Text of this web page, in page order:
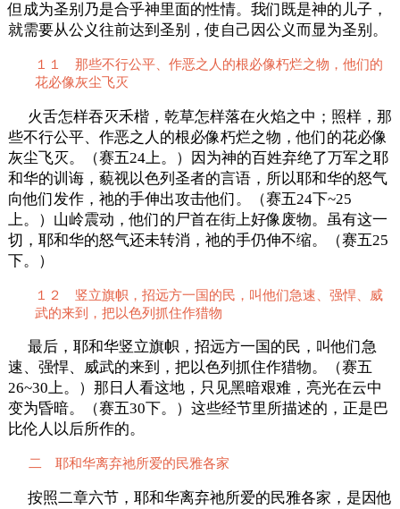
但成为圣别乃是合乎神里面的性情。我们既是神的儿子，
就需要从公义往前达到圣别，使自己因公义而显为圣别。
１１ 那些不行公平、作恶之人的根必像朽烂之物，他们的
花必像灰尘飞灭
火舌怎样吞灭禾楷，乾草怎样落在火焰之中；照样，那
些不行公平、作恶之人的根必像朽烂之物，他们的花必像
灰尘飞灭。（赛五24上。）因为神的百姓弃绝了万军之耶
和华的训诲，藐视以色列圣者的言语，所以耶和华的怒气
向他们发作，祂的手伸出攻击他们。（赛五24下~25
上。）山岭震动，他们的尸首在街上好像废物。虽有这一
切，耶和华的怒气还未转消，祂的手仍伸不缩。（赛五25
下。）
１２ 竖立旗帜，招远方一国的民，叫他们急速、强悍、威
武的来到，把以色列抓住作猎物
最后，耶和华竖立旗帜，招远方一国的民，叫他们急
速、强悍、威武的来到，把以色列抓住作猎物。（赛五
26~30上。）那日人看这地，只见黑暗艰难，亮光在云中
变为昏暗。（赛五30下。）这些经节里所描述的，正是巴
比伦人以后所作的。
二 耶和华离弃祂所爱的民雅各家
按照二章六节，耶和华离弃祂所爱的民雅各家，是因他